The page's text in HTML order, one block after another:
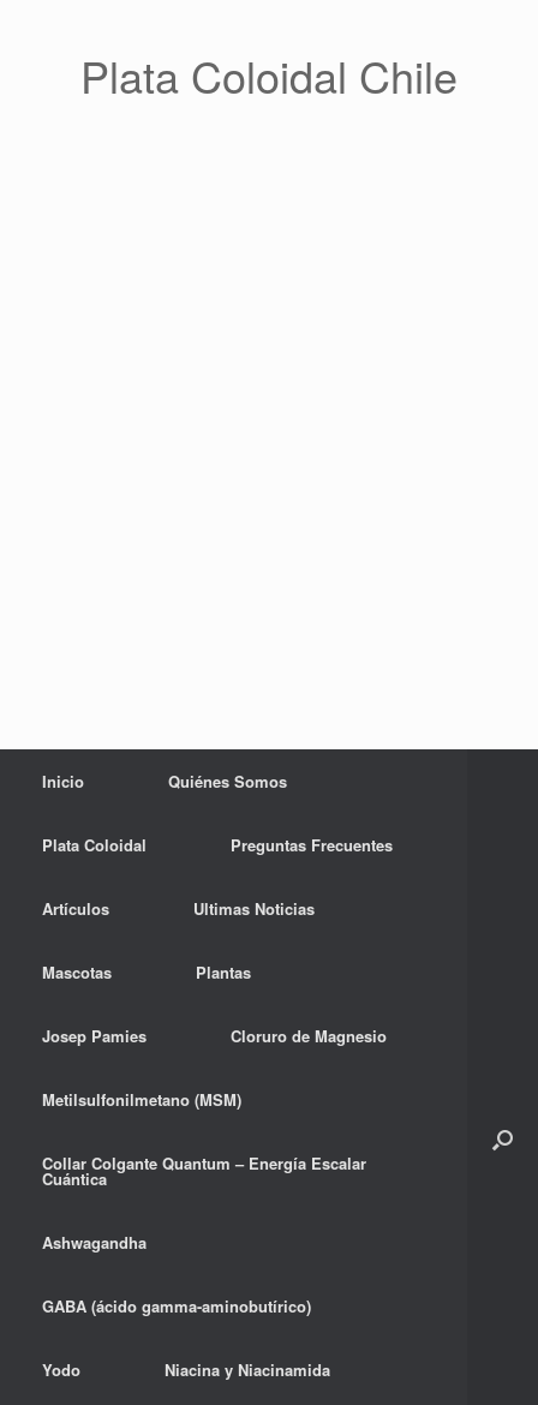
Plata Coloidal Chile
Inicio Quiénes Somos
Plata Coloidal Preguntas Frecuentes
Artículos Ultimas Noticias
Mascotas Plantas
Josep Pamies Cloruro de Magnesio
Metilsulfonilmetano (MSM)
Collar Colgante Quantum – Energía Escalar
Cuántica
Ashwagandha
GABA (ácido gamma-aminobutírico)
Yodo Niacina y Niacinamida